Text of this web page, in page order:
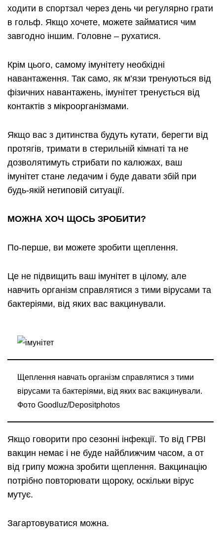
ходити в спортзал через день чи регулярно грати
в гольф. Якщо хочете, можете займатися чим
завгодно іншим. Головне – рухатися.
Крім цього, самому імунітету необхідні
навантаження. Так само, як м’язи тренуються від
фізичних навантажень, імунітет тренується від
контактів з мікроорганізмами.
Якщо вас з дитинства будуть кутати, берегти від
протягів, тримати в стерильній кімнаті та не
дозволятимуть стрибати по калюжах, ваш
імунітет стане ледачим і буде давати збій при
будь-якій нетиповій ситуації.
МОЖНА ХОЧ ЩОСЬ ЗРОБИТИ?
По-перше, ви можете зробити щеплення.
Це не підвищить ваш імунітет в цілому, але
навчить організм справлятися з тими вірусами та
бактеріями, від яких вас вакцинували.
Щеплення навчать організм справлятися з тими
вірусами та бактеріями, від яких вас вакцинували.
Фото Goodluz/Depositphotos
Якщо говорити про сезонні інфекції. То від ГРВІ
вакцин немає і не буде найближчим часом, а от
від грипу можна зробити щеплення. Вакцинацію
потрібно повторювати щороку, оскільки вірус
мутує.
Загартовуватися можна.